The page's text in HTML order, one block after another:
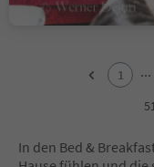
1 ...
In den Bed &